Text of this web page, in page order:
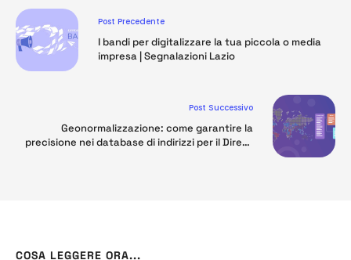
Post Precedente
I bandi per digitalizzare la tua piccola o media
impresa | Segnalazioni Lazio
Post Successivo
Geonormalizzazione: come garantire la
precisione nei database di indirizzi per il Direct
COSA LEGGERE ORA...